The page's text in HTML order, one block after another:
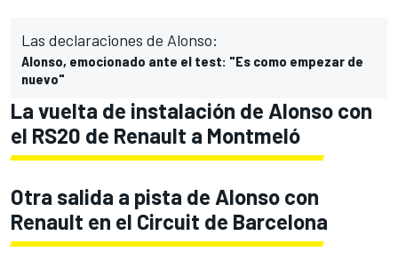
Las declaraciones de Alonso:
Alonso, emocionado ante el test: "Es como empezar de
nuevo"
La vuelta de instalación de Alonso con
el RS20 de Renault a Montmeló
Otra salida a pista de Alonso con
Renault en el Circuit de Barcelona